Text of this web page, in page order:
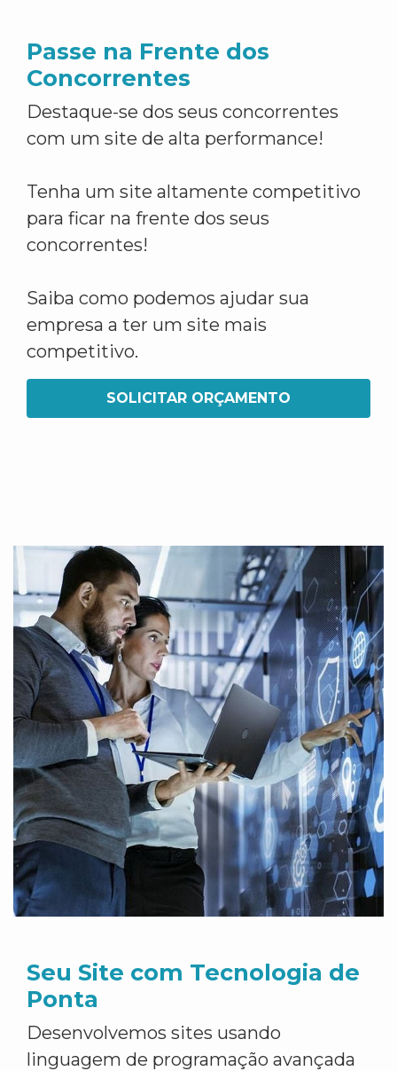
Passe na Frente dos
Concorrentes
Destaque-se dos seus concorrentes
com um site de alta performance!
Tenha um site altamente competitivo
para ficar na frente dos seus
concorrentes!
Saiba como podemos ajudar sua
empresa a ter um site mais
competitivo.
SOLICITAR ORÇAMENTO
Seu Site com Tecnologia de
Ponta
Desenvolvemos sites usando
linguagem de programação avançada